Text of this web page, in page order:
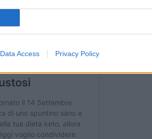
Data Access Privacy Policy